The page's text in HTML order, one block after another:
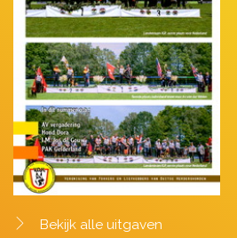
Bekijk alle uitgaven